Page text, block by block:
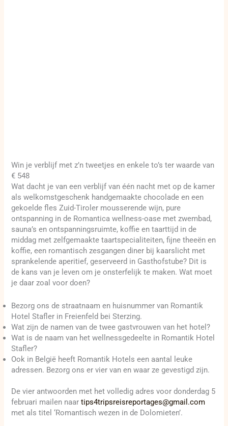
Win je verblijf met z’n tweetjes en enkele to’s ter waarde van
€ 548
Wat dacht je van een verblijf van één nacht met op de kamer
als welkomstgeschenk handgemaakte chocolade en een
gekoelde fles Zuid-Tiroler mousserende wijn, pure
ontspanning in de Romantica wellness-oase met zwembad,
sauna’s en ontspanningsruimte, koffie en taarttijd in de
middag met zelfgemaakte taartspecialiteiten, fijne theeën en
koffie, een romantisch zesgangen diner bij kaarslicht met
sprankelende aperitief, geserveerd in Gasthofstube? Dit is
de kans van je leven om je onsterfelijk te maken. Wat moet
je daar zoal voor doen?
Bezorg ons de straatnaam en huisnummer van Romantik
Hotel Stafler in Freienfeld bei Sterzing.
Wat zijn de namen van de twee gastvrouwen van het hotel?
Wat is de naam van het wellnessgedeelte in Romantik Hotel
Stafler?
Ook in België heeft Romantik Hotels een aantal leuke
adressen. Bezorg ons er vier van en waar ze gevestigd zijn.
De vier antwoorden met het volledig adres voor donderdag 5
februari mailen naartips4tripsreisreportages@gmail.com
met als titel ‘Romantisch wezen in de Dolomieten’.